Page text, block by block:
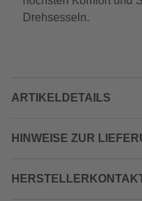
Drehsesseln.
ARTIKELDETAILS
HINWEISE ZUR